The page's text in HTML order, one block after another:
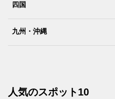
四国
九州・沖縄
人気のスポット10